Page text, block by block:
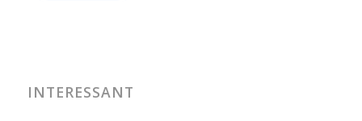
INTERESSANT